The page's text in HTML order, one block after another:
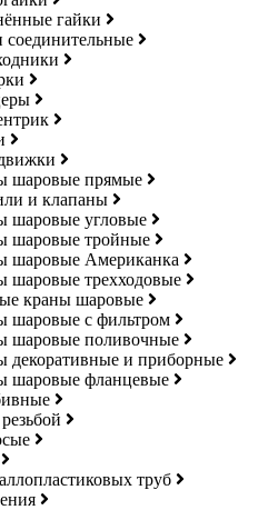
гайки
соединительные
шаровые прямые
и клапаны
шаровые угловые
шаровые тройные
шаровые Американка
шаровые трехходовые
краны шаровые
шаровые с фильтром
шаровые поливочные
декоративные и приборные
шаровые фланцевые
труб